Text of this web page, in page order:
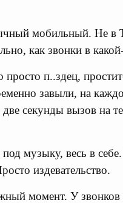
мобильный. Не в
как звонки в
просто п..здец,
завыли, на
секунды вызов на
музыку, весь в
издевательство.
момент. У звонков